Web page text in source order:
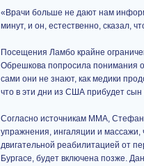
«Врачи больше не дают нам
минут, и он, естественно, сказал,
Посещения Ламбо крайне
Обрешкова попросила понимания о
сами они не знают, как медики
что в эти дни из США прибудет
Согласно источникам ММА,
упражнения, ингаляции и массажи,
двигательной реабилитацией от
Бургасе, будет включена позже.